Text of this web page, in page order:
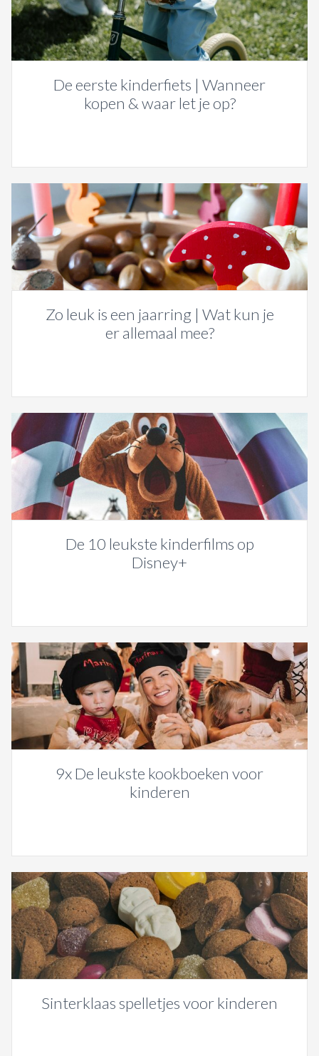
De eerste kinderfiets | Wanneer
kopen & waar let je op?
Zo leuk is een jaarring | Wat kun je
er allemaal mee?
De 10 leukste kinderfilms op
Disney+
9x De leukste kookboeken voor
kinderen
Sinterklaas spelletjes voor kinderen